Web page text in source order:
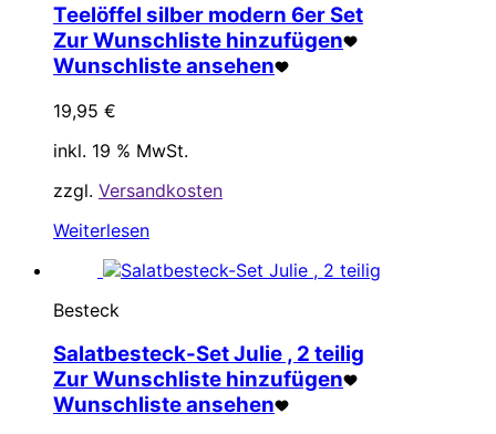
Teelöffel silber modern 6er Set
Zur Wunschliste hinzufügen
Wunschliste ansehen
19,95 €
inkl. 19 % MwSt.
zzgl. Versandkosten
Weiterlesen
Besteck
Salatbesteck-Set Julie , 2 teilig
Zur Wunschliste hinzufügen
Wunschliste ansehen